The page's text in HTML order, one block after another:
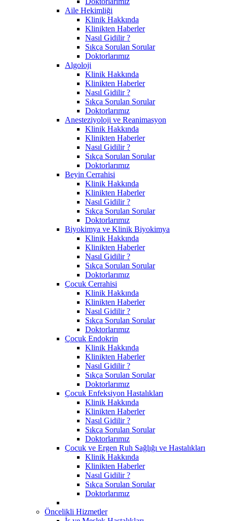
Aile Hekimliği
Klinik Hakkında
Klinikten Haberler
Nasıl Gidilir ?
Sıkça Sorulan Sorular
Doktorlarımız
Algoloji
Klinik Hakkında
Klinikten Haberler
Nasıl Gidilir ?
Sıkça Sorulan Sorular
Doktorlarımız
Anesteziyoloji ve Reanimasyon
Klinik Hakkında
Klinikten Haberler
Nasıl Gidilir ?
Sıkça Sorulan Sorular
Doktorlarımız
Beyin Cerrahisi
Klinik Hakkında
Klinikten Haberler
Nasıl Gidilir ?
Sıkça Sorulan Sorular
Doktorlarımız
Biyokimya ve Klinik Biyokimya
Klinik Hakkında
Klinikten Haberler
Nasıl Gidilir ?
Sıkça Sorulan Sorular
Doktorlarımız
Çocuk Cerrahisi
Klinik Hakkında
Klinikten Haberler
Nasıl Gidilir ?
Sıkça Sorulan Sorular
Doktorlarımız
Çocuk Endokrin
Klinik Hakkında
Klinikten Haberler
Nasıl Gidilir ?
Sıkça Sorulan Sorular
Doktorlarımız
Çocuk Enfeksiyon Hastalıkları
Klinik Hakkında
Klinikten Haberler
Nasıl Gidilir ?
Sıkça Sorulan Sorular
Doktorlarımız
Çocuk ve Ergen Ruh Sağlığı ve Hastalıkları
Klinik Hakkında
Klinikten Haberler
Nasıl Gidilir ?
Sıkça Sorulan Sorular
Doktorlarımız
Öncelikli Hizmetler